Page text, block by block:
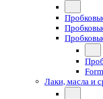
Лаки, масла и